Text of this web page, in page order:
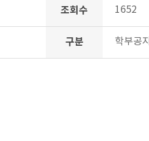
조회수 1652
구분 학부공지